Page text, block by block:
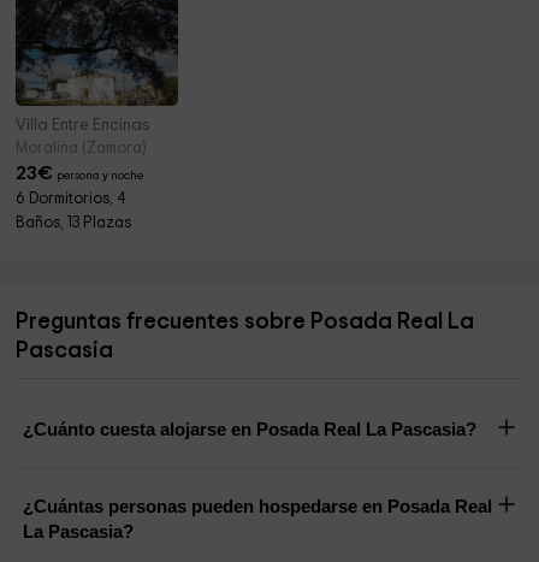
Villa Entre Encinas
Moralina (Zamora)
23€ persona y noche
6 Dormitorios, 4
Baños, 13 Plazas
Preguntas frecuentes sobre Posada Real La
Pascasia
¿Cuánto cuesta alojarse en Posada Real La Pascasia?
¿Cuántas personas pueden hospedarse en Posada Real
La Pascasia?